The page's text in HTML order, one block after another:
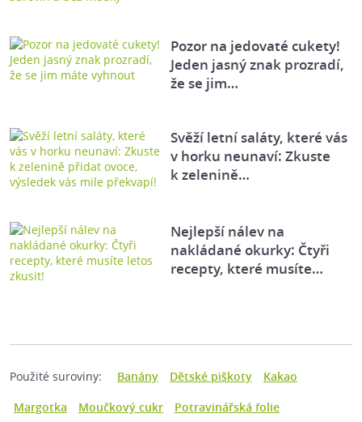
Pozor na jedovaté cukety!
Jeden jasný znak prozradí,
že se jim…
Svěží letní saláty, které vás
v horku neunaví: Zkuste
k zelenině…
Nejlepší nálev na
nakládané okurky: Čtyři
recepty, které musíte…
Použité suroviny: Banány Dětské piškoty
Kakao
Margotka
Moučkový cukr
Potravinářská folie